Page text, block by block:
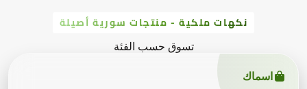
نكهات ملكية - منتجات سورية أصيلة
تسوق حسب الفئة
اسماك